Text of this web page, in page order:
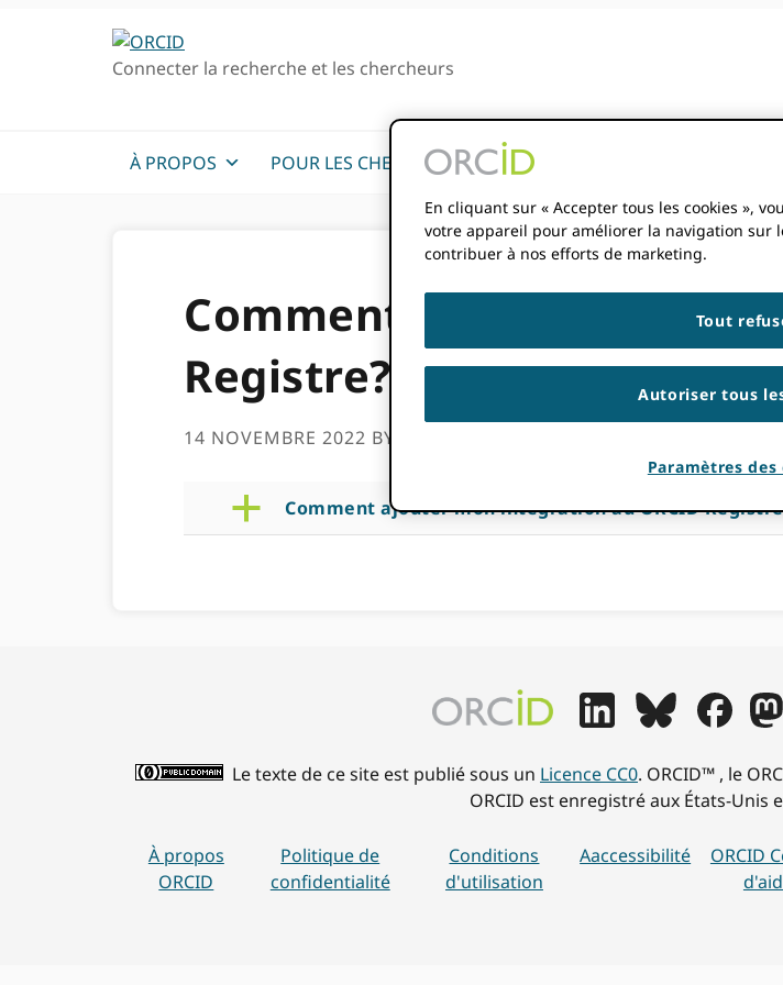
Connecter la recherche et les chercheurs
À PROPOS POUR LES CHERCHEURS ADHÉSION
Comment ajouter mon
Registre?
14 NOVEMBRE 2022 BY
a Comment ajouter mon intégration au ORCID
Le texte de ce site est publié sous un Licence CC0. ORCID™ , le
ORCID est enregistré aux États-
À propos
ORCID
Politique de
confidentialité
Conditions
d'utilisation
Aaccessibilité
ORCID
En cliquant sur « Accepter tous les cookies »,
votre appareil pour améliorer la navigation sur
contribuer à nos efforts de marketing.
Tout
Autoriser tous
Paramètres des